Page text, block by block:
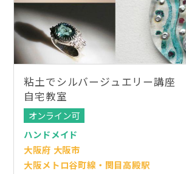
粘土でシルバージュエリー講
自宅教室
オンライン可
ハンドメイド
大阪府 大阪市
大阪メトロ谷町線・関目高殿駅